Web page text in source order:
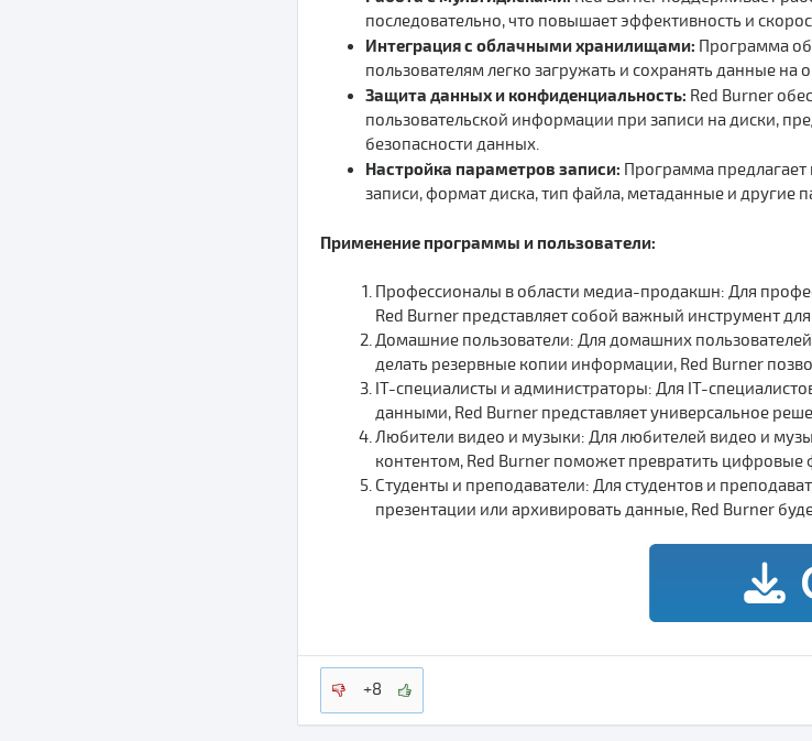
последовательно, что повышает эффективность и
Интеграция с облачными хранилищами: Программа
пользователям легко загружать и сохранять данные на
Защита данных и конфиденциальность: Red Burner
пользовательской информации при записи на диски,
безопасности данных.
Настройка параметров записи: Программа предлагает
записи, формат диска, тип файла, метаданные и другие
Применение программы и пользователи:
Профессионалы в области медиа-продакшн: Для
Red Burner представляет собой важный инструмент
Домашние пользователи: Для домашних
делать резервные копии информации, Red Burner
IT-специалисты и администраторы: Для IT-
данными, Red Burner представляет универсальное
Любители видео и музыки: Для любителей видео и
контентом, Red Burner поможет превратить цифровые
Студенты и преподаватели: Для студентов и
презентации или архивировать данные, Red Burner
+8